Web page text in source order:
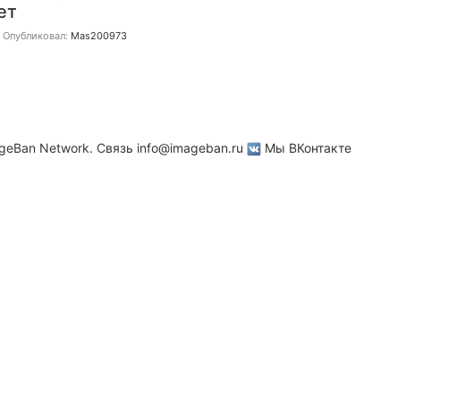
Опубликовал: Mas200973
Network. Связь info@imageban.ru
Мы ВКонтакте